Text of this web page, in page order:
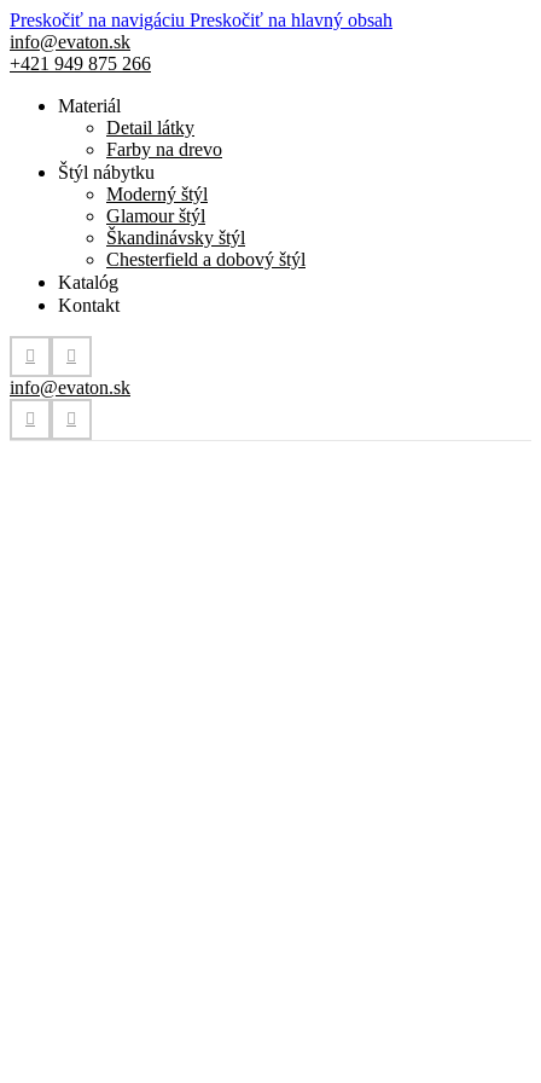
Preskočiť na navigáciu Preskočiť na hlavný obsah
info@evaton.sk
+421 949 875 266
Materiál
Detail látky
Farby na drevo
Štýl nábytku
Moderný štýl
Glamour štýl
Škandinávsky štýl
Chesterfield a dobový štýl
Katalóg
Kontakt
info@evaton.sk